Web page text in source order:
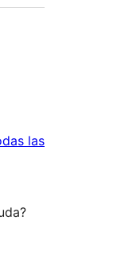
lasreseñas